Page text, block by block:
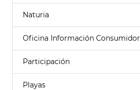
Naturia
Oficina Información Consumidor
Participación
Playas